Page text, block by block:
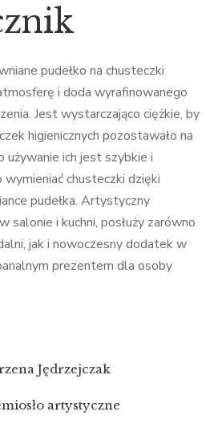
pudełko na chusteczki
i doda wyrafinowanego
Jest wystarczająco ciężkie, by
higienicznych pozostawało na
używanie ich jest szybkie i
chusteczki dzięki
pudełka. Artystyczny
salonie i kuchni, posłuży zarówno
jak i nowoczesny dodatek w
prezentem dla osoby
Jędrzejczak
artystyczne